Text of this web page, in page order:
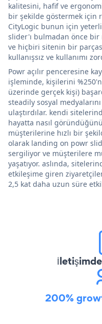
kalitesini, hafif ve
bir şekilde göstermek için
CityLogic bunun için
slider'ı bulmadan önce
ve hiçbiri sitenin bir
kullanışsız ve kullanımı
Powr açılır penceresine
işleminde, kişilerini
üzerinde gerçek kişi)
steadily sosyal
ulaştırdılar. kendi
hayatta nasıl
müşterilerine hızlı bir
olarak landing on powr
sergiliyor ve müşterilere
yaşatıyor. aslında,
etkileşime giren
2,5 kat daha uzun süre
İletişimde
200%